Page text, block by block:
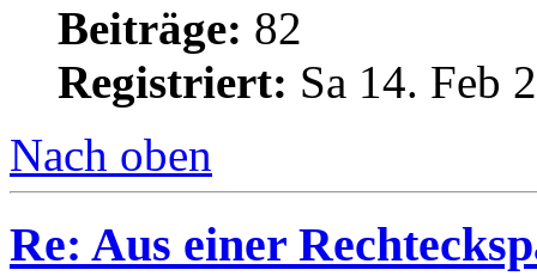
Beiträge: 82
Registriert: Sa 14. Feb
Nach oben
Re: Aus einer